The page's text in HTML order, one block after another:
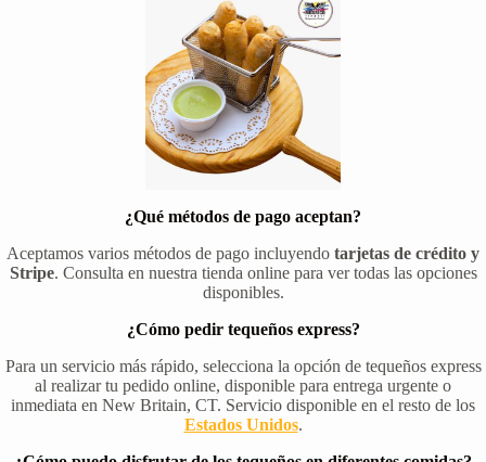
¿Qué métodos de pago aceptan?
Aceptamos varios métodos de pago incluyendo tarjetas de crédito y
Stripe. Consulta en nuestra tienda online para ver todas las opciones
disponibles.
¿Cómo pedir tequeños express?
Para un servicio más rápido, selecciona la opción de tequeños express
al realizar tu pedido online, disponible para entrega urgente o
inmediata en New Britain, CT. Servicio disponible en el resto de los
Estados Unidos.